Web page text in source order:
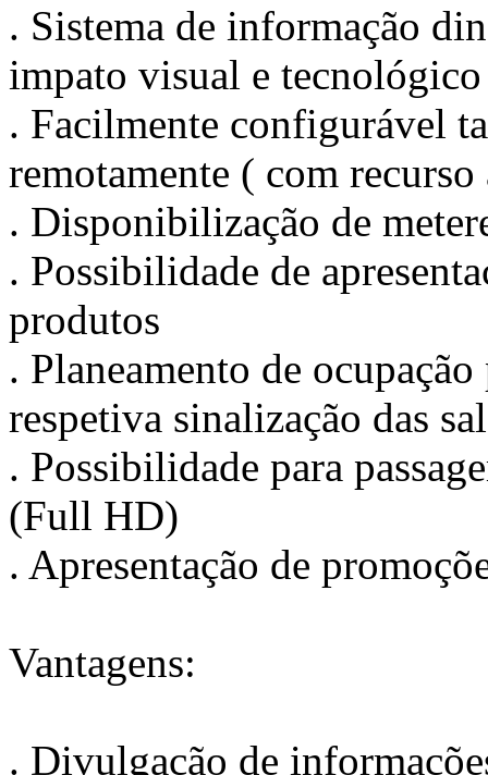
. Sistema de informação
impato visual e tecnológico
. Facilmente configurável
remotamente ( com
. Disponibilização de
. Possibilidade de
produtos
. Planeamento de
respetiva sinalização das
. Possibilidade para
(Full HD)
. Apresentação de
Vantagens:
. Divulgação de